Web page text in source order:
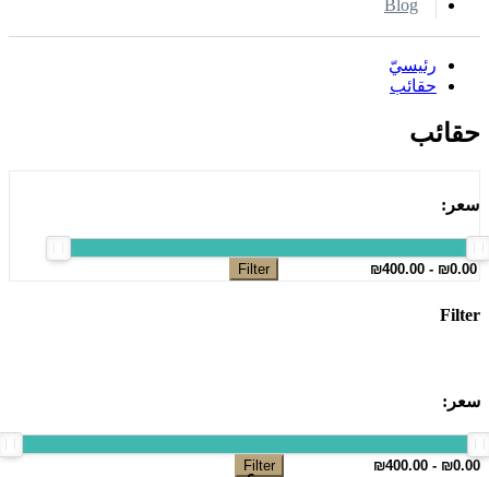
Blog
رئيسيّ
حقائب
حقائب
سعر:
Filter
Filter
سعر:
Filter